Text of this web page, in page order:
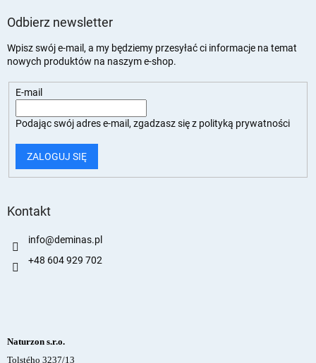
Odbierz newsletter
Wpisz swój e-mail, a my będziemy przesyłać ci informacje na temat
nowych produktów na naszym e-shop.
E-mail
Podając swój adres e-mail, zgadzasz się z polityką prywatności
ZALOGUJ SIĘ
Kontakt
info@deminas.pl
+48 604 929 702
Naturzon s.r.o.
Tolstého 3237/13